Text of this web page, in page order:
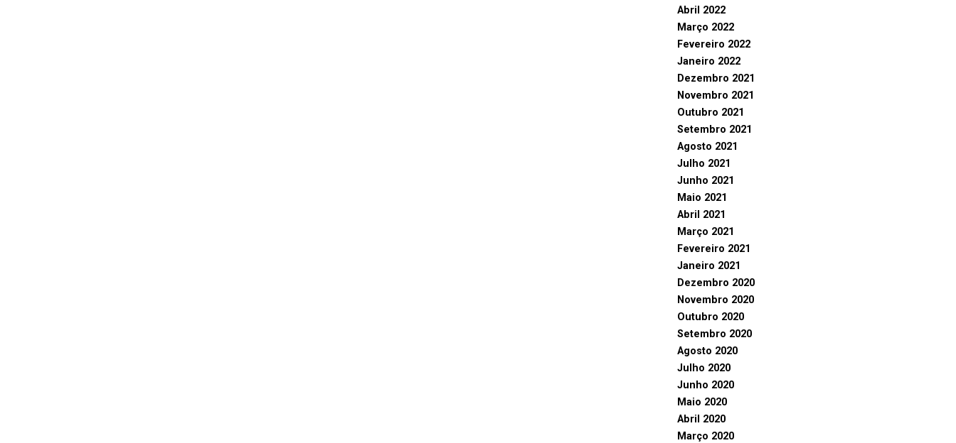
Abril 2022
Março 2022
Fevereiro 2022
Janeiro 2022
Dezembro 2021
Novembro 2021
Outubro 2021
Setembro 2021
Agosto 2021
Julho 2021
Junho 2021
Maio 2021
Abril 2021
Março 2021
Fevereiro 2021
Janeiro 2021
Dezembro 2020
Novembro 2020
Outubro 2020
Setembro 2020
Agosto 2020
Julho 2020
Junho 2020
Maio 2020
Abril 2020
Março 2020